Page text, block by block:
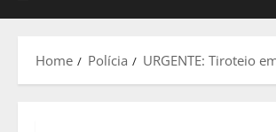
Home Polícia URGENTE: Tiroteio